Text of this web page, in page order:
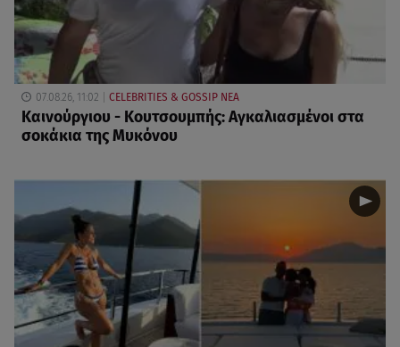
07.08.26, 11:02 CELEBRITIES & GOSSIP ΝΕΑ
Καινούργιου - Κουτσουμπής: Αγκαλιασμένοι στα
σοκάκια της Μυκόνου